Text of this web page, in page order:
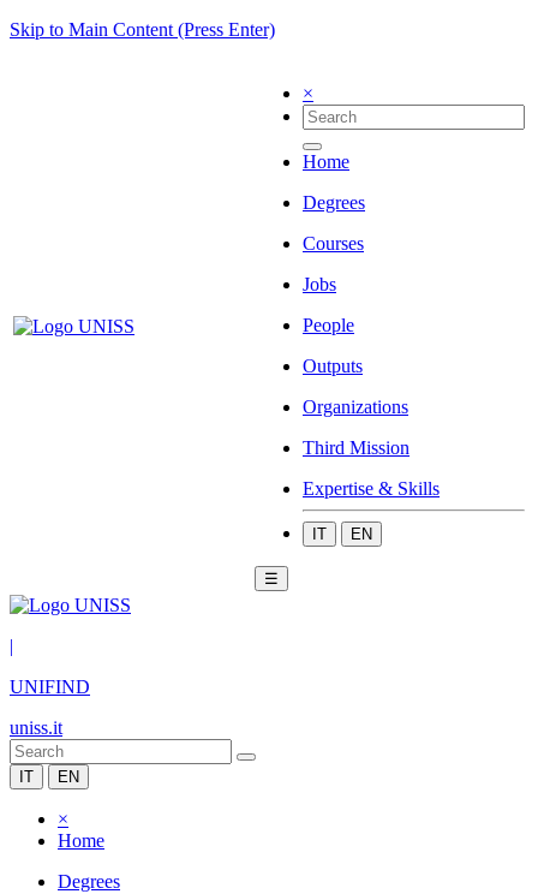
Skip to Main Content (Press Enter)
×
Home
Degrees
Courses
Jobs
People
Outputs
Organizations
Third Mission
Expertise & Skills
IT EN
☰
|
UNIFIND
uniss.it
IT EN
×
Home
Degrees